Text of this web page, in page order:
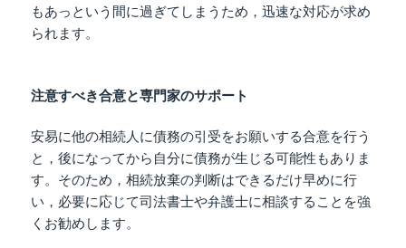
もあっという間に過ぎてしまうため，迅速な対応が求め
られます。
注意すべき合意と専門家のサポート
安易に他の相続人に債務の引受をお願いする合意を行う
と，後になってから自分に債務が生じる可能性もありま
す。そのため，相続放棄の判断はできるだけ早めに行
い，必要に応じて司法書士や弁護士に相談することを強
くお勧めします。